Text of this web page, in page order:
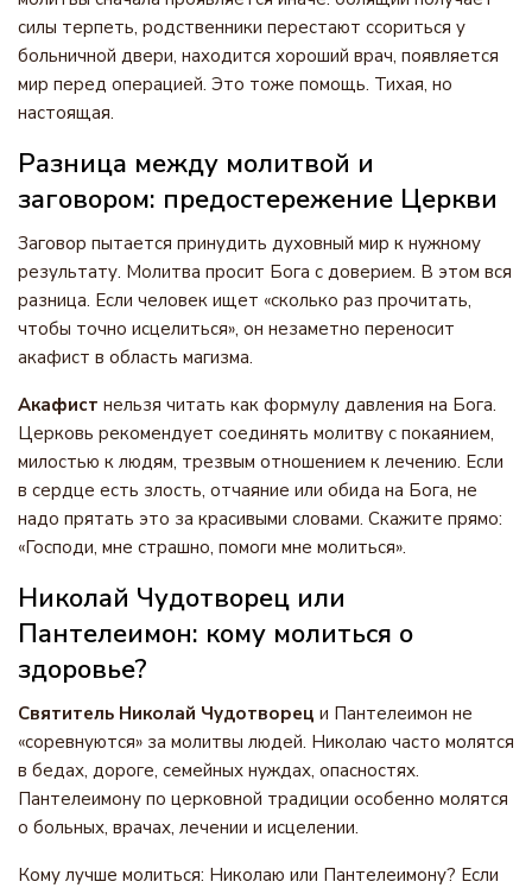
силы терпеть, родственники перестают ссориться у
больничной двери, находится хороший врач, появляется
мир перед операцией. Это тоже помощь. Тихая, но
настоящая.
Разница между молитвой и
заговором: предостережение Церкви
Заговор пытается принудить духовный мир к нужному
результату. Молитва просит Бога с доверием. В этом вся
разница. Если человек ищет «сколько раз прочитать,
чтобы точно исцелиться», он незаметно переносит
акафист в область магизма.
Акафист нельзя читать как формулу давления на Бога.
Церковь рекомендует соединять молитву с покаянием,
милостью к людям, трезвым отношением к лечению. Если
в сердце есть злость, отчаяние или обида на Бога, не
надо прятать это за красивыми словами. Скажите прямо:
«Господи, мне страшно, помоги мне молиться».
Николай Чудотворец или
Пантелеимон: кому молиться о
здоровье?
Святитель Николай Чудотворец и Пантелеимон не
«соревнуются» за молитвы людей. Николаю часто молятся
в бедах, дороге, семейных нуждах, опасностях.
Пантелеимону по церковной традиции особенно молятся
о больных, врачах, лечении и исцелении.
Кому лучше молиться: Николаю или Пантелеимону? Если